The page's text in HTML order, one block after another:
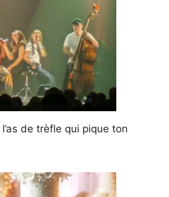
de trèfle qui pique ton